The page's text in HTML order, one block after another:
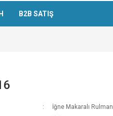
B2B SATIŞ
İğne Makaralı Rulman